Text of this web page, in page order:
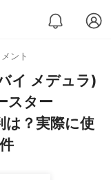
ント
イ メデュラ)
スター
は？実際に使